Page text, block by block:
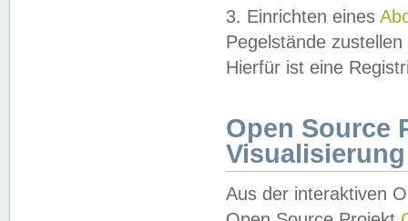
3. Einrichten eines
Pegelstände
Hierfür ist eine
Open Source
Visualisierung
Aus der interaktiven